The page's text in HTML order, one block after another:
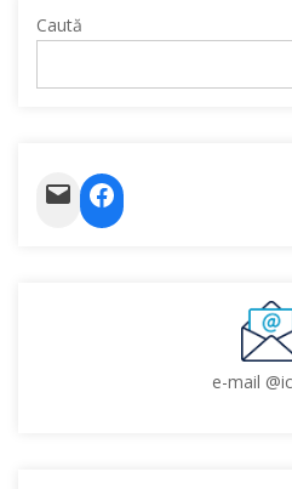
articole
Caută
MailFacebook
e-mail